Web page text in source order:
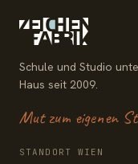
Schule und Studio
Haus seit 2009.
Mut zum eigenen
STANDORT WIEN